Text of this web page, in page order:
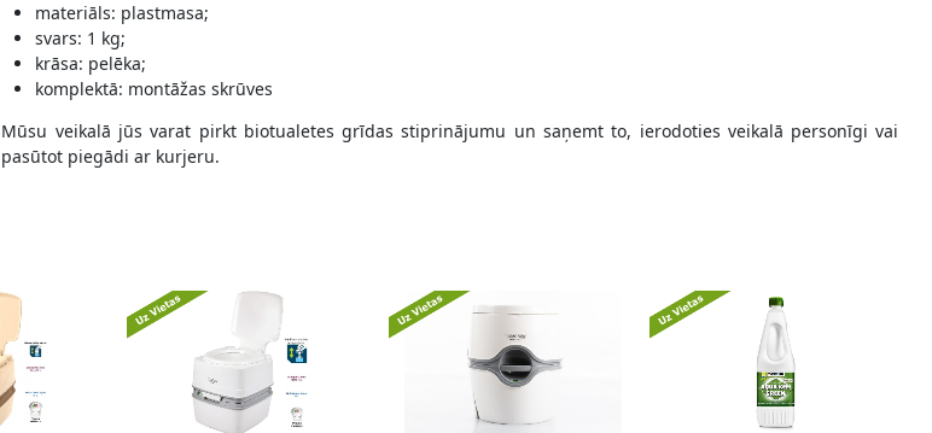
materiāls: plastmasa;
svars: 1 kg;
krāsa: pelēka;
komplektā: montāžas skrūves
Mūsu veikalā jūs varat pirkt biotualetes grīdas stiprinājumu un saņemt to, ierodoties veikalā personīgi vai
pasūtot piegādi ar kurjeru.